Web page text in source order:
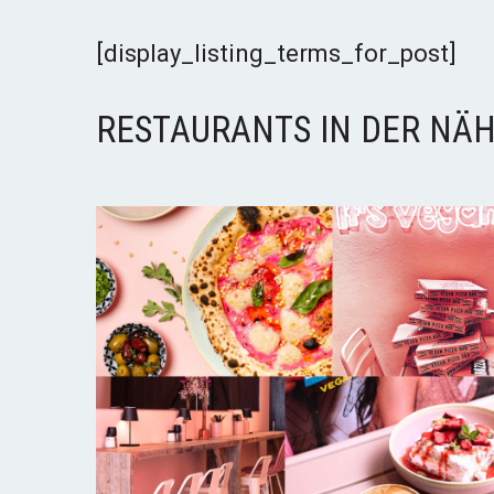
[display_listing_terms_for_post]
RESTAURANTS IN DER